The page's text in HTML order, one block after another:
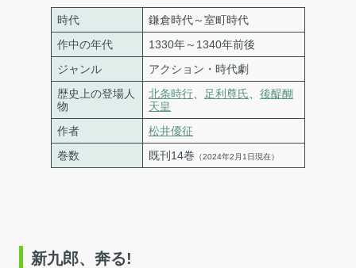
時代
鎌倉時代～室町時代
作中の年代
1330年～1340年前後
ジャンル
アクション・時代劇
歴史上の登場人
物
北条時行 足利尊氏
後醍醐
天皇
作者
松井優征
巻数
既刊14巻 （2024年2月1日現在）
新九郎、奔る!